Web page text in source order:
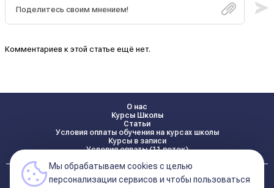
Комментариев к этой статье ещё нет.
О нас
Курсы Школы
Статьи
Условия оплаты обучения на курсах школы
Курсы в записи
Условия оплаты (11 поток)
Реквизиты
Мы обрабатываем cookies с целью
персонализации сервисов и чтобы пользоваться